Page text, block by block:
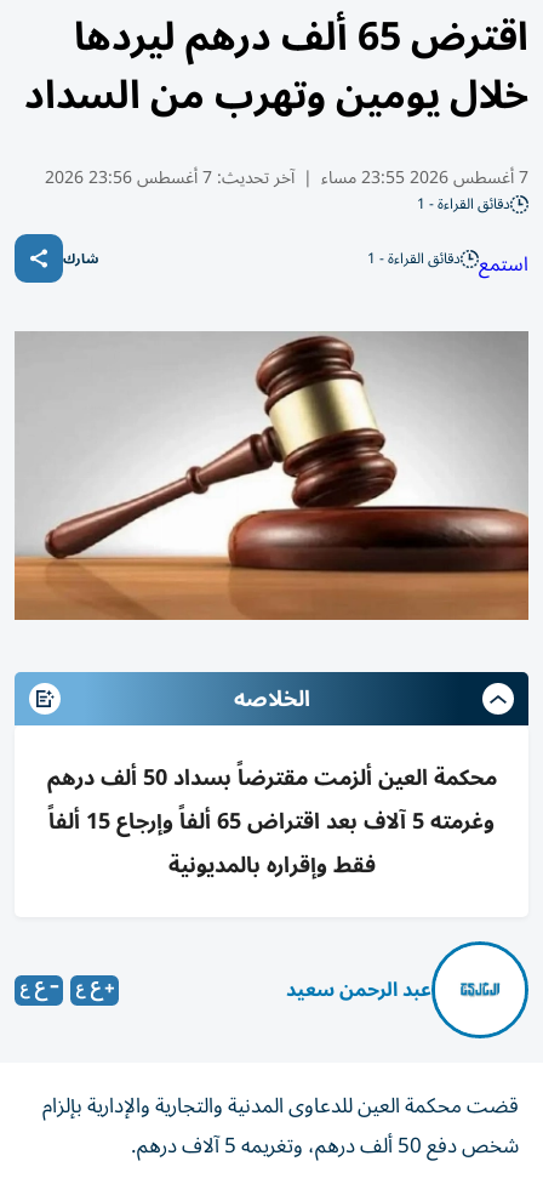
اقترض 65 ألف درهم ليردها
خلال يومين وتهرب من السداد
7 أغسطس 2026 23:55 مساء | آخر تحديث:7 أغسطس 23:56 2026
دقائق القراءة - 1
استمع دقائق القراءة - 1 شارك
الخلاصه
محكمة العين ألزمت مقترضاً بسداد 50 ألف درهم
وغرمته 5 آلاف بعد اقتراض 65 ألفاً وإرجاع 15 ألفاً
فقط وإقراره بالمديونية
عبد الرحمن سعيد
قضت محكمة العين للدعاوى المدنية والتجارية والإدارية بإلزام
شخص دفع 50 ألف درهم، وتغريمه 5 آلاف درهم.